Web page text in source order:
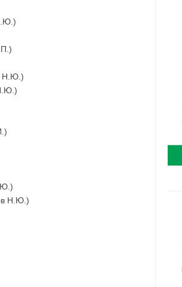
Н.Ю.)
Н.Ю.)